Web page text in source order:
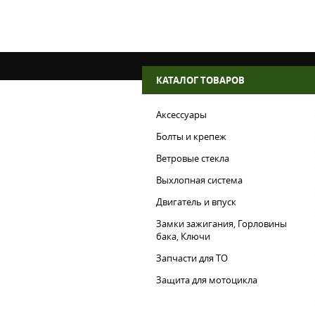
КАТАЛОГ ТОВАРОВ
Аксессуары
Болты и крепеж
Ветровые стекла
Выхлопная система
Двигатель и впуск
Замки зажигания, Горловины
бака, Ключи
Запчасти для ТО
Защита для мотоцикла